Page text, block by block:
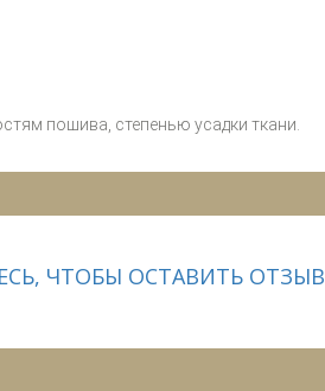
пошива, степенью усадки ткани.
ЧТОБЫ ОСТАВИТЬ ОТЗЫВ